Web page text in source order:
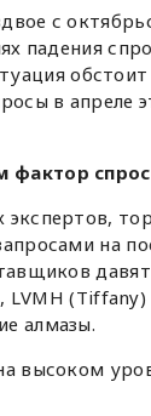
с
падения
обстоит
в апреле
фактор
экспертов,
на
LVMH
алмазы.
высоком